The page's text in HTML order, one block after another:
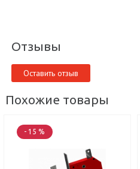
Отзывы
Оставить отзыв
Похожие товары
- 15 %